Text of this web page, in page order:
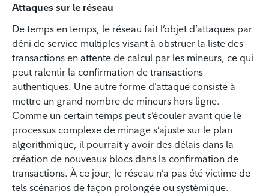
Attaques sur le réseau
De temps en temps, le réseau fait l’objet d’attaques par
déni de service multiples visant à obstruer la liste des
transactions en attente de calcul par les mineurs, ce qui
peut ralentir la confirmation de transactions
authentiques. Une autre forme d’attaque consiste à
mettre un grand nombre de mineurs hors ligne.
Comme un certain temps peut s’écouler avant que le
processus complexe de minage s’ajuste sur le plan
algorithmique, il pourrait y avoir des délais dans la
création de nouveaux blocs dans la confirmation de
transactions. À ce jour, le réseau n’a pas été victime de
tels scénarios de façon prolongée ou systémique.